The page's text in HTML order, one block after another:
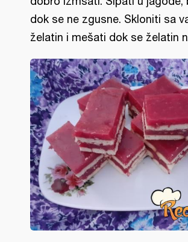
dok se ne zgusne. Skloniti sa
želatin i mešati dok se želatin